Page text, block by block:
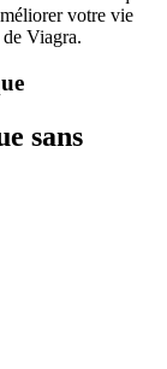
votre vie
de Viagra.
sans